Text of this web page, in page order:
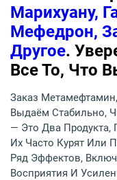
Марихуану,
Мефедрон,
Другое.
Все То, Что
Заказ
Выдаём Стабильно,
— Это Два Продукта,
Их Часто Курят Или
Ряд Эффектов,
Восприятия И